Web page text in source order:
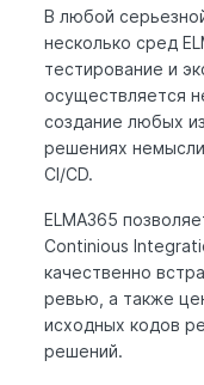
В любой
несколько сред
тестирование и
осуществляется
создание любых
решениях
CI/CD.
ELMA365
Continious
качественно
ревью, а также
исходных кодов
решений.